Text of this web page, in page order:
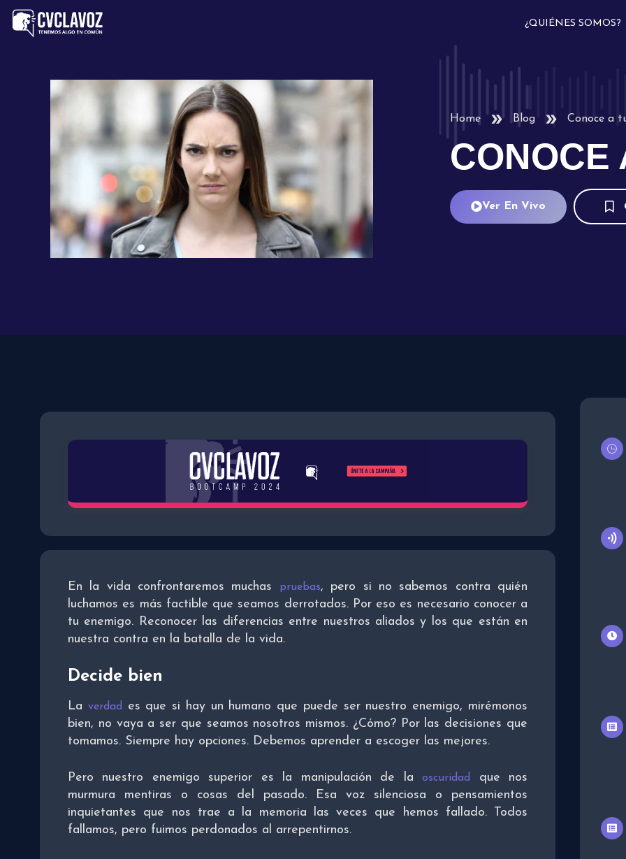
¿QUIÉNES SOMOS?
Home Blog Conoce a
CONOCE
Ver En Vivo
En la vida confrontaremos muchas pruebas, pero si no sabemos contra quién
luchamos es más factible que seamos derrotados. Por eso es necesario conocer a
tu enemigo. Reconocer las diferencias entre nuestros aliados y los que están en
nuestra contra en la batalla de la vida.
Decide bien
La verdad
es que si hay un humano que puede ser nuestro enemigo, mirémonos
bien, no vaya a ser que seamos nosotros mismos. ¿Cómo? Por las decisiones que
tomamos. Siempre hay opciones. Debemos aprender a escoger las mejores.
Pero nuestro enemigo superior es la manipulación de laoscuridad
que nos
murmura mentiras o cosas del pasado. Esa voz silenciosa o pensamientos
inquietantes que nos trae a la memoria las veces que hemos fallado. Todos
fallamos, pero fuimos perdonados al arrepentirnos.